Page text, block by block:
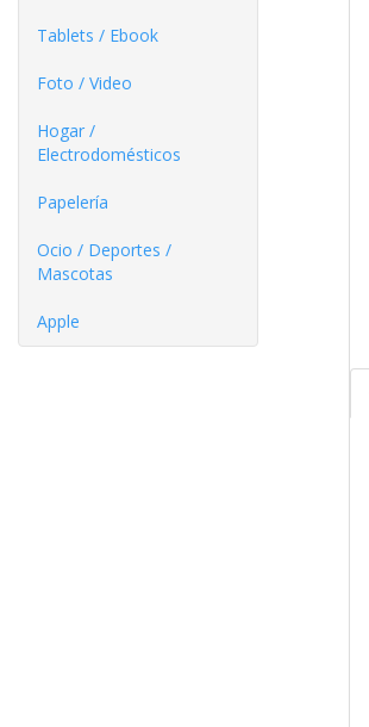
Tablets / Ebook
Foto / Video
Hogar /
Electrodomésticos
Papelería
Ocio / Deportes /
Mascotas
Apple